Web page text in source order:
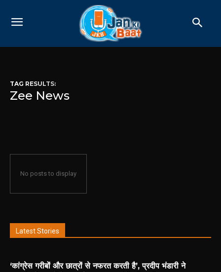
TAG RESULTS:
Zee News
No posts to display
Latest Stories
‘कांग्रेस गरीबों और छात्रों से नफरत करती है’, प्रदीप भंडारी ने